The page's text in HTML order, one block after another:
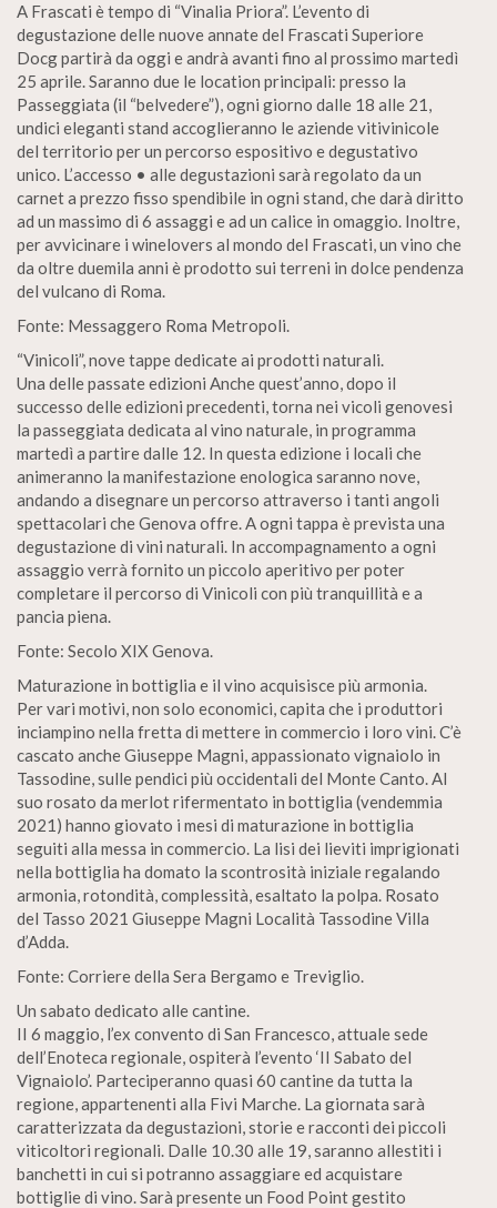
A Frascati è tempo di “Vinalia Priora”. L’evento di
degustazione delle nuove annate del Frascati Superiore
Docg partirà da oggi e andrà avanti fino al prossimo martedì
25 aprile. Saranno due le location principali: presso la
Passeggiata (il “belvedere”), ogni giorno dalle 18 alle 21,
undici eleganti stand accoglieranno le aziende vitivinicole
del territorio per un percorso espositivo e degustativo
unico. L’accesso • alle degustazioni sarà regolato da un
carnet a prezzo fisso spendibile in ogni stand, che darà diritto
ad un massimo di 6 assaggi e ad un calice in omaggio. Inoltre,
per avvicinare i winelovers al mondo del Frascati, un vino che
da oltre duemila anni è prodotto sui terreni in dolce pendenza
del vulcano di Roma.
Fonte: Messaggero Roma Metropoli.
“Vinicoli”, nove tappe dedicate ai prodotti naturali.
Una delle passate edizioni Anche quest’anno, dopo il
successo delle edizioni precedenti, torna nei vicoli genovesi
la passeggiata dedicata al vino naturale, in programma
martedì a partire dalle 12. In questa edizione i locali che
animeranno la manifestazione enologica saranno nove,
andando a disegnare un percorso attraverso i tanti angoli
spettacolari che Genova offre. A ogni tappa è prevista una
degustazione di vini naturali. In accompagnamento a ogni
assaggio verrà fornito un piccolo aperitivo per poter
completare il percorso di Vinicoli con più tranquillità e a
pancia piena.
Fonte: Secolo XIX Genova.
Maturazione in bottiglia e il vino acquisisce più armonia.
Per vari motivi, non solo economici, capita che i produttori
inciampino nella fretta di mettere in commercio i loro vini. C’è
cascato anche Giuseppe Magni, appassionato vignaiolo in
Tassodine, sulle pendici più occidentali del Monte Canto. Al
suo rosato da merlot rifermentato in bottiglia (vendemmia
2021) hanno giovato i mesi di maturazione in bottiglia
seguiti alla messa in commercio. La lisi dei lieviti imprigionati
nella bottiglia ha domato la scontrosità iniziale regalando
armonia, rotondità, complessità, esaltato la polpa. Rosato
del Tasso 2021 Giuseppe Magni Località Tassodine Villa
d’Adda.
Fonte: Corriere della Sera Bergamo e Treviglio.
Un sabato dedicato alle cantine.
II 6 maggio, l’ex convento di San Francesco, attuale sede
dell’Enoteca regionale, ospiterà l’evento ‘II Sabato del
Vignaiolo’. Parteciperanno quasi 60 cantine da tutta la
regione, appartenenti alla Fivi Marche. La giornata sarà
caratterizzata da degustazioni, storie e racconti dei piccoli
viticoltori regionali. Dalle 10.30 alle 19, saranno allestiti i
banchetti in cui si potranno assaggiare ed acquistare
bottiglie di vino. Sarà presente un Food Point gestito